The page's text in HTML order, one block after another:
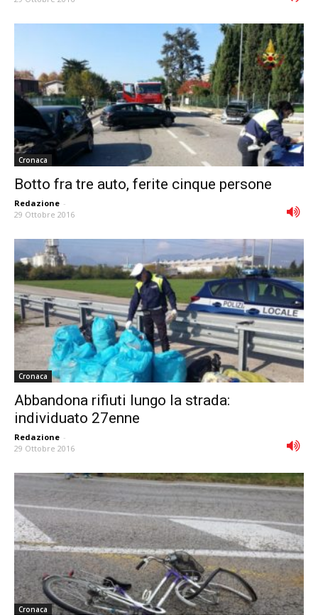
Cronaca
Botto fra tre auto, ferite cinque persone
Redazione -
29 Ottobre 2016
Cronaca
Abbandona rifiuti lungo la strada:
individuato 27enne
Redazione -
29 Ottobre 2016
Cronaca